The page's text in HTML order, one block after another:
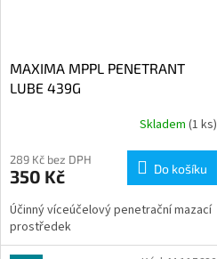
MAXIMA MPPL PENETRANT
LUBE 439G
Skladem (1 ks)
289 Kč bez DPH
350 Kč Do košíku
Účinný víceúčelový penetrační mazací
prostředek